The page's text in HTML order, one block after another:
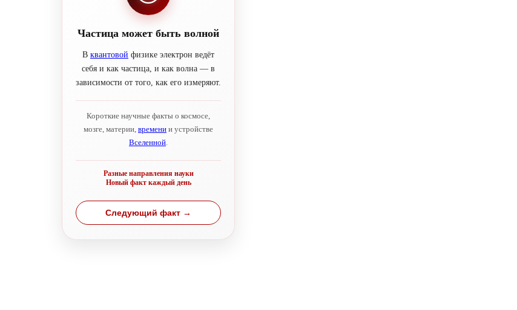
Частица может быть волной
В квантовой физике электрон ведёт
себя и как частица, и как волна — в
зависимости от того, как его измеряют.
Короткие научные факты о космосе,
мозге, материи, времени и устройстве
Вселенной.
Разные направления науки
Новый факт каждый день
Следующий факт →